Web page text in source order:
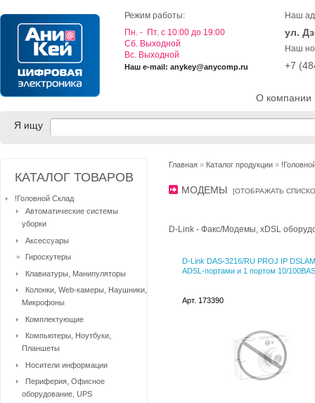
О компании
Режим работы:
Пн. - Пт. с 10:00 до 19:00
Cб. Выходной
Вс. Выходной
Наш e-mail: anykey@anycomp.ru
Наш
ул.
Наш
+7
Я ищу
Главная » Каталог продукции »
МОДЕМЫ [ОТОБРАЖАТЬ
D-Link - Факс/Модемы, xDSL
D-Link DAS-3216/RU PROJ IP
ADSL-портами и 1 портом 10/
Арт. 173390
КАТАЛОГ ТОВАРОВ
!Головной Склад
Автоматические системы
уборки
Аксессуары
Гироскутеры
Клавиатуры, Манипуляторы
Колонки, Web-камеры, Наушники,
Микрофоны
Комплектующие
Компьютеры, Ноутбуки,
Планшеты
Носители информации
Периферия, Офисное
оборудование, UPS